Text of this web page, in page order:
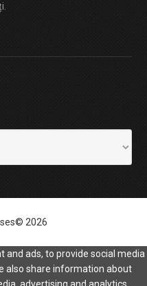
2026
and ads, to provide social media
also share information about